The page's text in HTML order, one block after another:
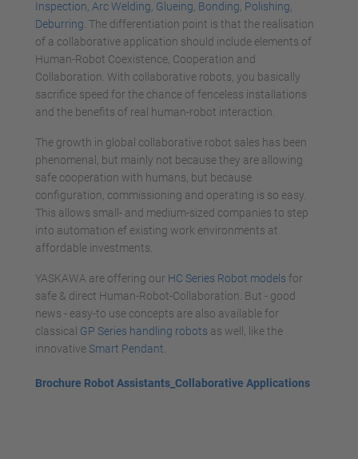
Inspection Arc Welding Glueing Bonding Polishing
Deburring . The differentiation point is that the realisation
of a collaborative application should include elements of
Human-Robot Coexistence, Cooperation and
Collaboration. With collaborative robots, you basically
sacrifice speed for the chance of fenceless installations
and the benefits of real human-robot interaction.
The growth in global collaborative robot sales has been
phenomenal, but mainly not because they are allowing
safe cooperation with humans, but because
configuration, commissioning and operating is so easy.
This allows small- and medium-sized companies to step
into automation ef existing work environments at
affordable investments.
YASKAWA are offering our HC Series Robot models for
safe & direct Human-Robot-Collaboration. But - good
news - easy-to use concepts are also available for
classical GP Series handling robots as well, like the
innovative Smart Pendant
Brochure Robot Assistants_Collaborative Applications